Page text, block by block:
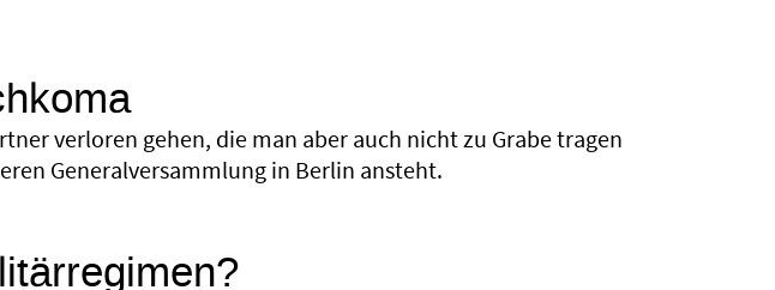
verloren gehen, die man aber auch nicht zu Grabe tragen
Generalversammlung in Berlin ansteht.